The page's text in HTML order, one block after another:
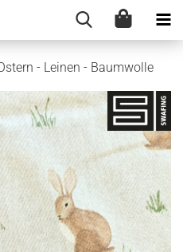
- Leinen - Baumwolle